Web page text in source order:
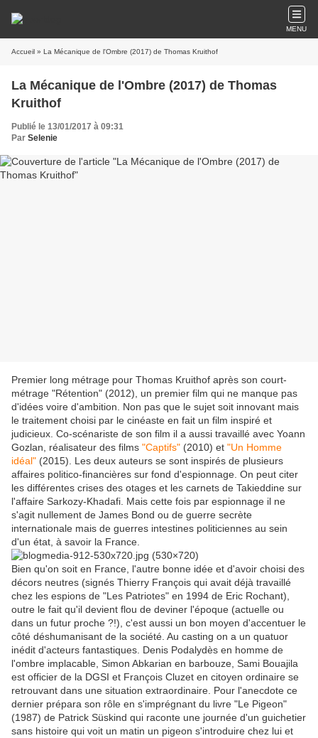
MENU
Accueil » La Mécanique de l'Ombre (2017) de Thomas Kruithof
La Mécanique de l'Ombre (2017) de Thomas
Kruithof
Publié le 13/01/2017 à 09:31
Par Selenie
Premier long métrage pour Thomas Kruithof après son court-
métrage "Rétention" (2012), un premier film qui ne manque pas
d'idées voire d'ambition. Non pas que le sujet soit innovant mais
le traitement choisi par le cinéaste en fait un film inspiré et
judicieux. Co-scénariste de son film il a aussi travaillé avec Yoann
Gozlan, réalisateur des films "Captifs" (2010) et "Un Homme
idéal" (2015). Les deux auteurs se sont inspirés de plusieurs
affaires politico-financières sur fond d'espionnage. On peut citer
les différentes crises des otages et les carnets de Takieddine sur
l'affaire Sarkozy-Khadafi. Mais cette fois par espionnage il ne
s'agit nullement de James Bond ou de guerre secrète
internationale mais de guerres intestines politiciennes au sein
d'un état, à savoir la France.
Bien qu'on soit en France, l'autre bonne idée et d'avoir choisi des
décors neutres (signés Thierry François qui avait déjà travaillé
chez les espions de "Les Patriotes" en 1994 de Eric Rochant),
outre le fait qu'il devient flou de deviner l'époque (actuelle ou
dans un futur proche ?!), c'est aussi un bon moyen d'accentuer le
côté déshumanisant de la société. Au casting on a un quatuor
inédit d'acteurs fantastiques. Denis Podalydès en homme de
l'ombre implacable, Simon Abkarian en barbouze, Sami Bouajila
est officier de la DGSI et François Cluzet en citoyen ordinaire se
retrouvant dans une situation extraordinaire. Pour l'anecdote ce
dernier prépara son rôle en s'imprégnant du livre "Le Pigeon"
(1987) de Patrick Süskind qui raconte une journée d'un guichetier
sans histoire qui voit un matin un pigeon s'introduire chez lui et